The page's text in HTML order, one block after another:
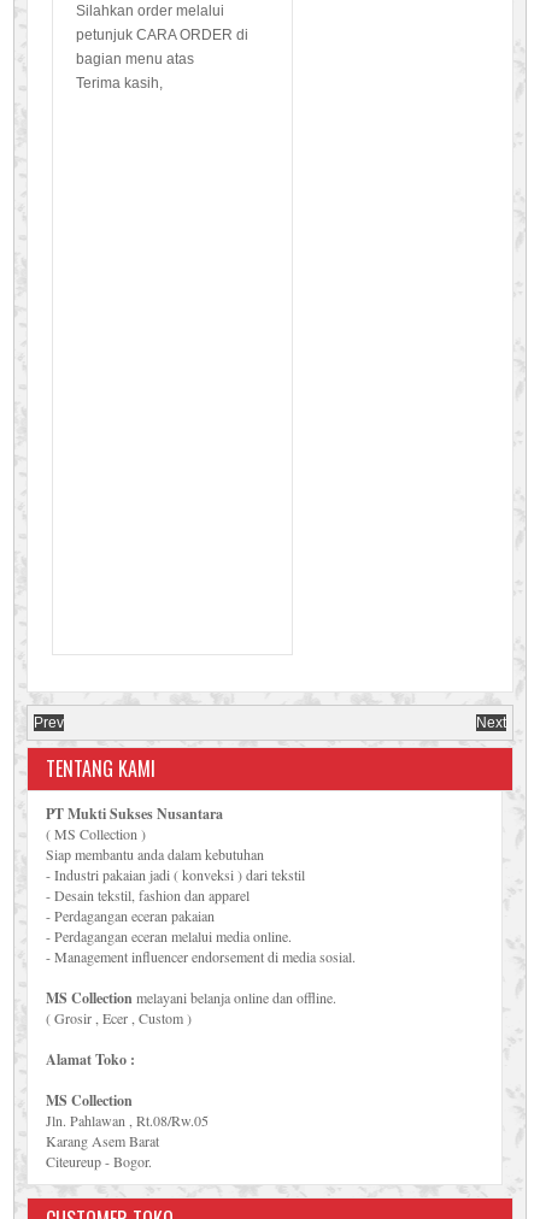
Silahkan order melalui
petunjuk CARA ORDER di
bagian menu atas
Terima kasih,
Prev Next
TENTANG KAMI
PT Mukti Sukses Nusantara
( MS Collection )
Siap membantu anda dalam kebutuhan
- Industri pakaian jadi ( konveksi ) dari tekstil
- Desain tekstil, fashion dan apparel
- Perdagangan eceran pakaian
- Perdagangan eceran melalui media online.
- Management influencer endorsement di media sosial.
MS Collectionmelayani belanja online dan offline.
( Grosir , Ecer , Custom )
Alamat Toko :
MS Collection
Jln. Pahlawan , Rt.08/Rw.05
Karang Asem Barat
Citeureup - Bogor.